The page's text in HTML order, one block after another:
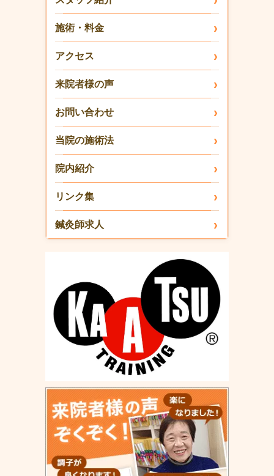
施術・料金
アクセス
来院者様の声
お問い合わせ
当院の施術法
院内紹介
リンク集
鍼灸師求人